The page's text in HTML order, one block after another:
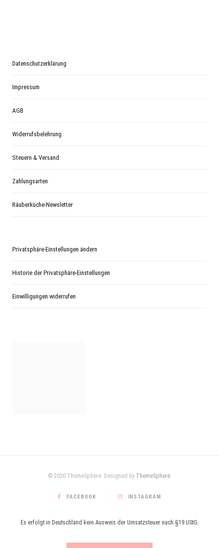
Datenschutzerklärung
Impressum
AGB
Widerrufsbelehrung
Steuern & Versand
Zahlungsarten
Räuberküche-Newsletter
Privatsphäre-Einstellungen ändern
Historie der Privatsphäre-Einstellungen
Einwilligungen widerrufen
© 2020 ThemeSphere. Designed by ThemeSphere.
FACEBOOK INSTAGRAM
Es erfolgt in Deutschland kein Ausweis der Umsatzsteuer nach §19 UStG.